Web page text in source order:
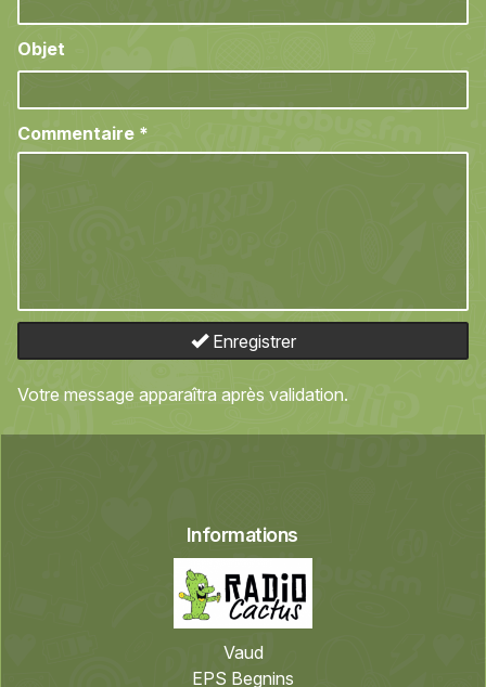
Objet
Commentaire *
Enregistrer
Votre message apparaîtra après validation.
Informations
Vaud
EPS Begnins